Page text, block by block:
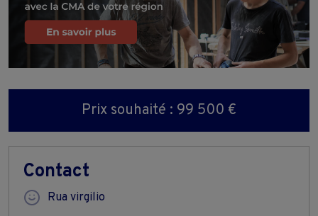
Prix souhaité : 99 500 €
Contact
Rua virgilio